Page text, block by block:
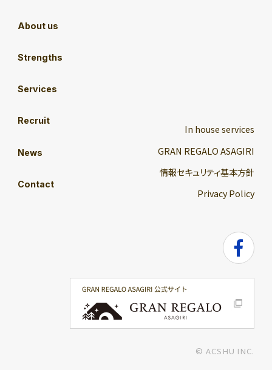
About us
Strengths
Services
Recruit
News
Contact
In house services
GRAN REGALO ASAGIRI
情報セキュリティ基本方針
Privacy Policy
© ACSHU INC.